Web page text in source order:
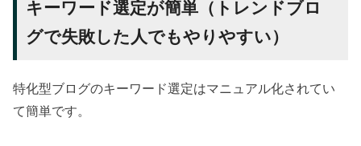
キーワード選定が簡単（トレンドブロ
グで失敗した人でもやりやすい）
特化型ブログのキーワード選定はマニュアル化されてい
て簡単です。